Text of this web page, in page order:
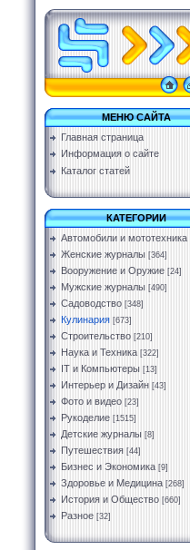
МЕНЮ САЙТА
Главная страница
Информация о сайте
Каталог статей
КАТЕГОРИИ
Автомобили и мототехника
Женские журналы [364]
Вооружение и Оружие [24]
Мужские журналы [490]
Садоводство [348]
Кулинария [673]
Строительство [210]
Наука и Техника [322]
IT и Компьютеры [13]
Интерьер и Дизайн [43]
Фото и видео [23]
Рукоделие [1515]
Детские журналы [8]
Путешествия [44]
Бизнес и Экономика [9]
Здоровье и Медицина [268]
История и Общество [660]
Разное [32]